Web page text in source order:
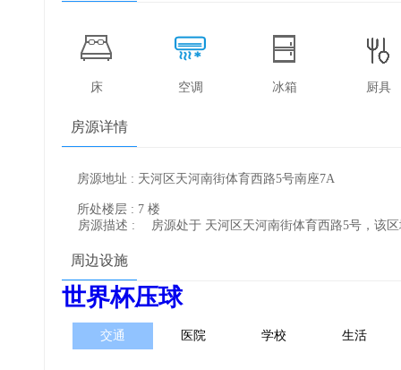
床 空调 冰箱 厨具
房源详情
房源地址 : 天河区天河南街体育西路5号南座7A
所处楼层 : 7 楼
房源描述 :
房源处于 天河区天河南街体育西路5号，该
周边设施